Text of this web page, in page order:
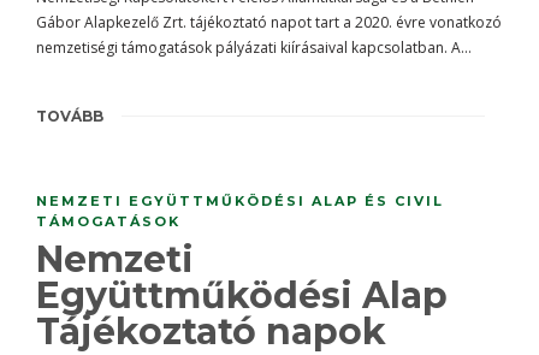
Gábor Alapkezelő Zrt. tájékoztató napot tart a 2020. évre vonatkozó
nemzetiségi támogatások pályázati kiírásaival kapcsolatban. A…
TOVÁBB
NEMZETI EGYÜTTMŰKÖDÉSI ALAP ÉS CIVIL
TÁMOGATÁSOK
Nemzeti
Együttműködési Alap
Tájékoztató napok